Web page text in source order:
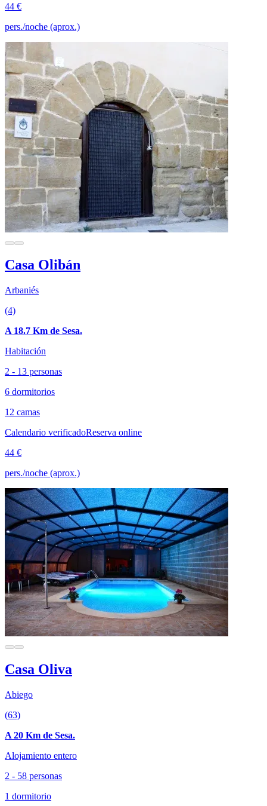
44 €
pers./noche (aprox.)
Casa Olibán
Arbaniés
(4)
A 18.7 Km de Sesa.
Habitación
2 - 13 personas
6 dormitorios
12 camas
Calendario verificadoReserva online
44 €
pers./noche (aprox.)
Casa Oliva
Abiego
(63)
A 20 Km de Sesa.
Alojamiento entero
2 - 58 personas
1 dormitorio